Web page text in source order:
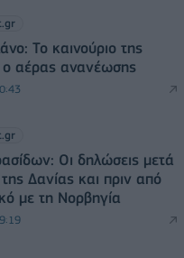
Το καινούριο της
ο αέρας ανανέωσης
Οι δηλώσεις μετά
της Δανίας και πριν από
με τη Νορβηγία